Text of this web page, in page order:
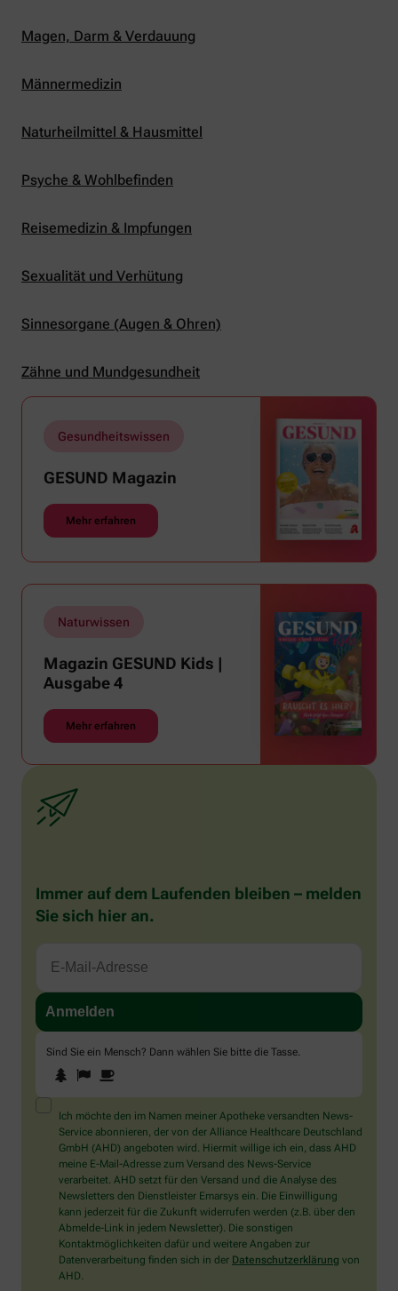
Magen, Darm & Verdauung
Männermedizin
Naturheilmittel & Hausmittel
Psyche & Wohlbefinden
Reisemedizin & Impfungen
Sexualität und Verhütung
Sinnesorgane (Augen & Ohren)
Zähne und Mundgesundheit
Gesundheitswissen
GESUND Magazin
Mehr erfahren
Naturwissen
Magazin GESUND Kids |
Ausgabe 4
Mehr erfahren
Immer auf dem Laufenden bleiben – melden
Sie sich hier an.
Sind Sie ein Mensch? Dann wählen Sie bitte die Tasse
Sind
Sie
ein
Mensch?
Dann
wählen
Sie
bitte
die
Tasse.
1 2
Ich möchte den im Namen meiner Apotheke versandten News-
Service abonnieren, der von der Alliance Healthcare Deutschland
GmbH (AHD) angeboten wird. Hiermit willige ich ein, dass AHD
meine E-Mail-Adresse zum Versand des News-Service
verarbeitet. AHD setzt für den Versand und die Analyse des
Newsletters den Dienstleister Emarsys ein. Die Einwilligung
kann jederzeit für die Zukunft widerrufen werden (z.B. über den
Abmelde-Link in jedem Newsletter). Die sonstigen
Kontaktmöglichkeiten dafür und weitere Angaben zur
Datenverarbeitung finden sich in der Datenschutzerklärung von
AHD.